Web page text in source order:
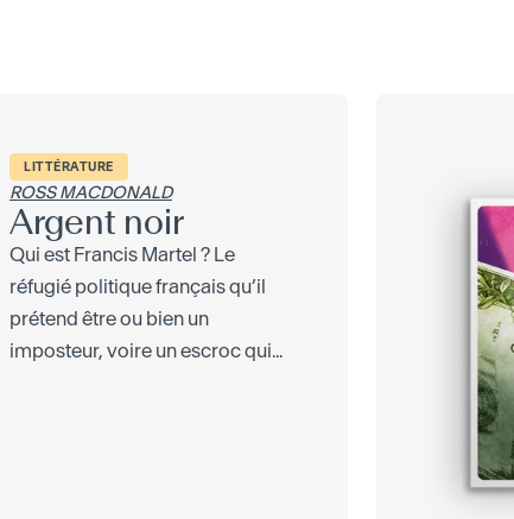
LITTÉRATURE
ROSS MACDONALD
Argent noir
Qui est Francis Martel ? Le
réfugié politique français qu’il
prétend être ou bien un
imposteur, voire un escroc qui...